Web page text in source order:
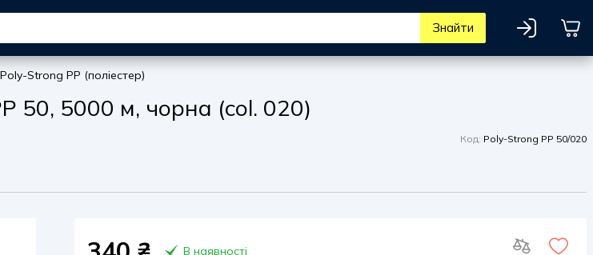
Знайти
Strong PP (поліестер)
50, 5000 м, чорна (col. 020)
Код: Poly-Strong PP 50/020
В наявності